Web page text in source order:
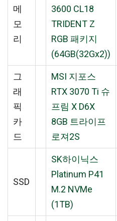
메
모
리
3600 CL18
TRIDENT Z
RGB 패키지
(64GB(32Gx2))
그
래
픽
카
드
MSI 지포스
RTX 3070 Ti 슈
프림 X D6X
8GB 트라이프
로져2S
SSD
SK하이닉스
Platinum P41
M.2 NVMe
(1TB)